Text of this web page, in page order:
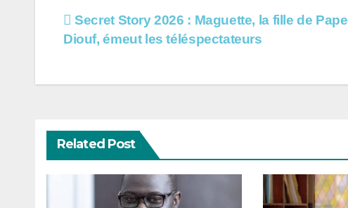
Navigation
l’article
Secret Story 2026 : Maguette, la fille de Pape
Diouf, émeut les téléspectateurs
Related Post